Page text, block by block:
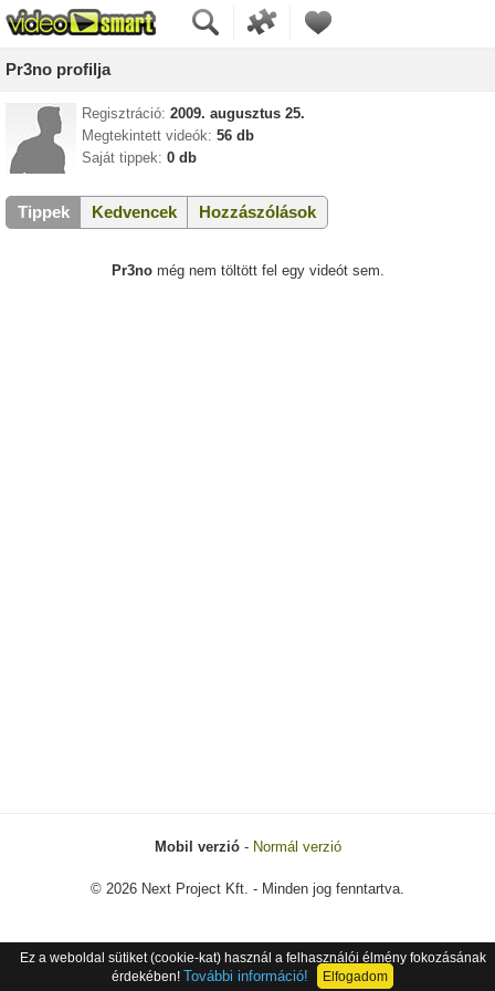
Pr3no profilja
Regisztráció: 2009. augusztus 25.
Megtekintett videók: 56 db
Saját tippek: 0 db
Tippek Kedvencek Hozzászólások
Pr3nomég nem töltött fel egy videót sem.
Mobil verzió- Normál verzió
© 2026 Next Project Kft. - Minden jog fenntartva.
Ez a weboldal sütiket (cookie-kat) használ a felhasználói élmény fokozásának
érdekében! További információ! Elfogadom